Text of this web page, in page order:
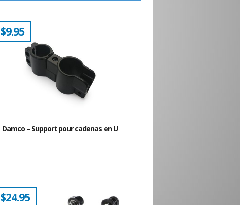
Damco – Support pour cadenas en U
$9.95
$24.95